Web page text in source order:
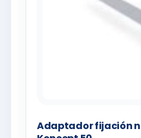
Adaptador fijación